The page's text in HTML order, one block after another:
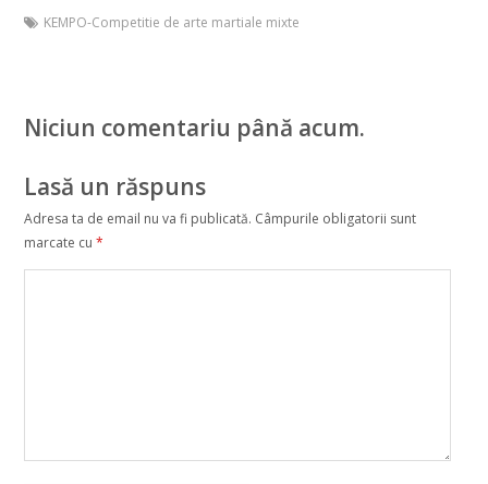
KEMPO-Competitie de arte martiale mixte
Niciun comentariu până acum.
Lasă un răspuns
Adresa ta de email nu va fi publicată. Câmpurile obligatorii sunt
marcate cu *